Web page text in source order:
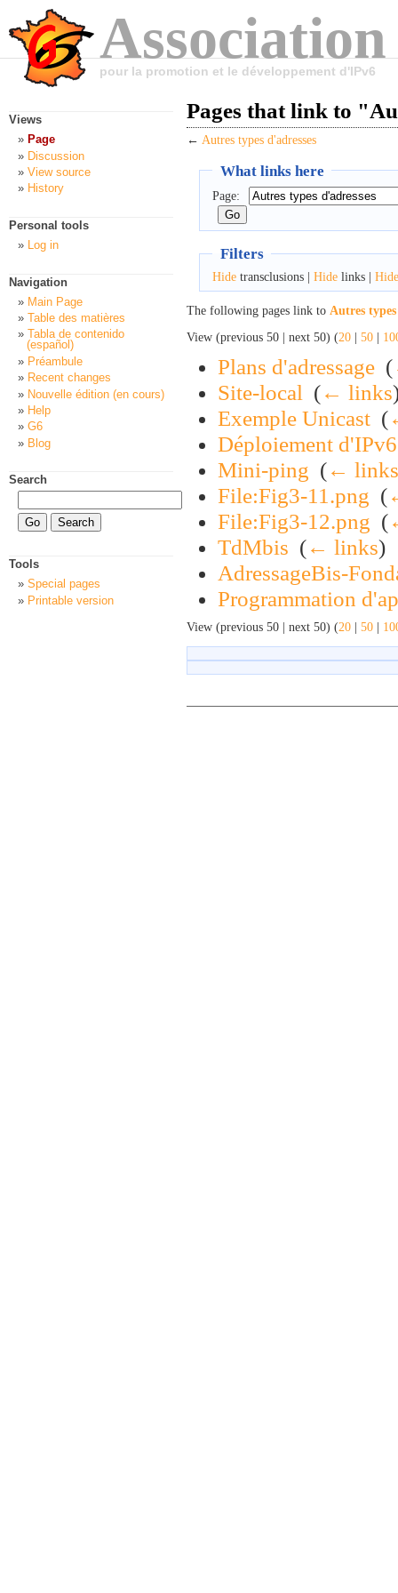
pour la promotion et le développement d'IPv6
Pages that link to
← Autres types d'adresses
What links here
Page:
Filters
Hidetransclusions | Hidelinks | Hide
The following pages link to Autres types
View (previous 50 | next 50) (20 | 50 |
Plans d'adressage (
Site-local (← links
Exemple Unicast (
Déploiement
Mini-ping (← links
File:Fig3-11.png (
File:Fig3-12.png (
TdMbis (← links)
AdressageBis-
Programmation
View (previous 50 | next 50) (20 | 50 |
Views
Page
Discussion
View source
History
Personal tools
Log in
Navigation
Main Page
Table des matières
Tabla de contenido
(español)
Préambule
Recent changes
Nouvelle édition (en cours)
Help
G6
Blog
Search
Tools
Special pages
Printable version